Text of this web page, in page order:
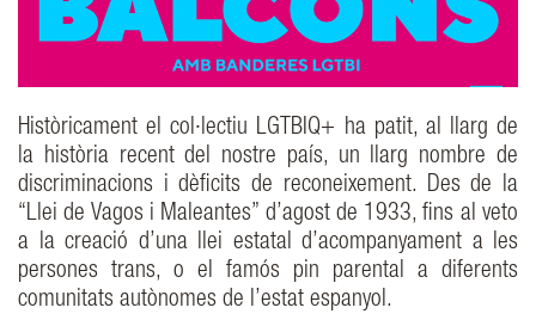
Històricament el col·lectiu LGTBIQ+ ha patit, al llarg de
la història recent del nostre país, un llarg nombre de
discriminacions i dèficits de reconeixement. Des de la
“Llei de Vagos i Maleantes” d’agost de 1933, fins al veto
a la creació d’una llei estatal d’acompanyament a les
persones trans, o el famós pin parental a diferents
comunitats autònomes de l’estat espanyol.